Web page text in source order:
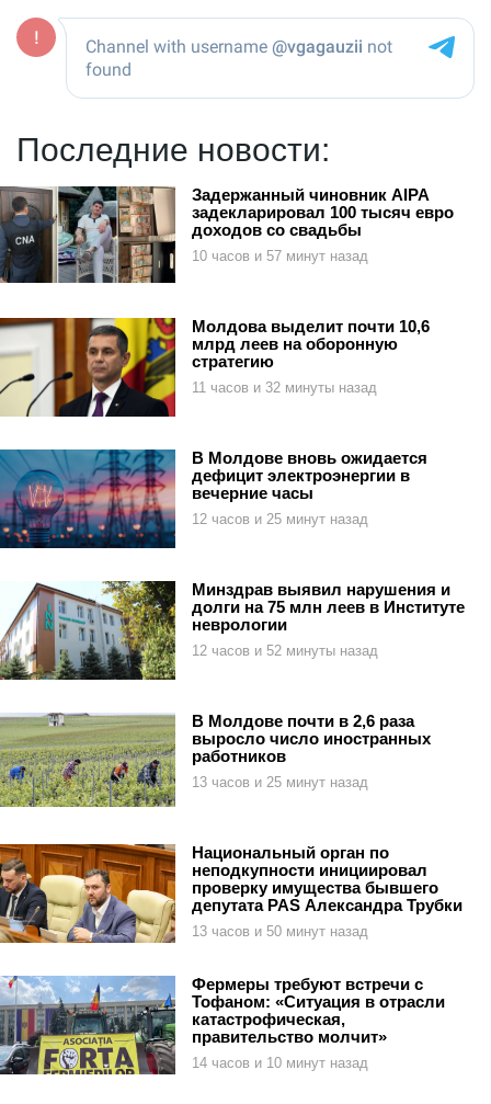
Последние новости:
Задержанный чиновник AIPA
задекларировал 100 тысяч евро
доходов со свадьбы
10 часов и 57 минут назад
Молдова выделит почти 10,6
млрд леев на оборонную
стратегию
11 часов и 32 минуты назад
В Молдове вновь ожидается
дефицит электроэнергии в
вечерние часы
12 часов и 25 минут назад
Минздрав выявил нарушения и
долги на 75 млн леев в Институте
неврологии
12 часов и 52 минуты назад
В Молдове почти в 2,6 раза
выросло число иностранных
работников
13 часов и 25 минут назад
Национальный орган по
неподкупности инициировал
проверку имущества бывшего
депутата PAS Александра Трубки
13 часов и 50 минут назад
Фермеры требуют встречи с
Тофаном: «Ситуация в отрасли
катастрофическая,
правительство молчит»
14 часов и 10 минут назад